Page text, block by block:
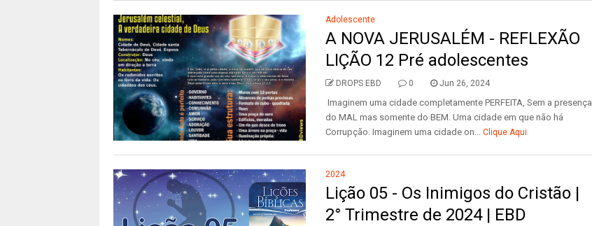
Adolescente
A NOVA JERUSALÉM - REFLEXÃO
LIÇÃO 12 Pré adolescentes
DROPS EBD 0 Jun 26, 2024
Imaginem uma cidade completamente PERFEITA, Sem a presença
do MAL mas somente do BEM. Uma cidade em que não há
Corrupção. Imaginem uma cidade on... Clique Aqui
2024
Lição 05 - Os Inimigos do Cristão |
2° Trimestre de 2024 | EBD